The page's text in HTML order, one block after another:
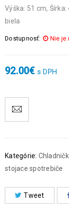
Výška: 51 cm,
biela
Dostupnosť: Nie je
92.00€ s DPH
Kategórie:
stojace spotrebiče
Tweet